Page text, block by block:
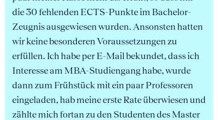
die 30 fehlenden ECTS-Punkte im Bachelor-
Zeugnis ausgewiesen wurden. Ansonsten hatten
wir keine besonderen Voraussetzungen zu
erfüllen. Ich habe per E-Mail bekundet, dass ich
Interesse am MBA-Studiengang habe, wurde
dann zum Frühstück mit ein paar Professoren
eingeladen, hab meine erste Rate überwiesen und
zählte mich fortan zu den Studenten des Master